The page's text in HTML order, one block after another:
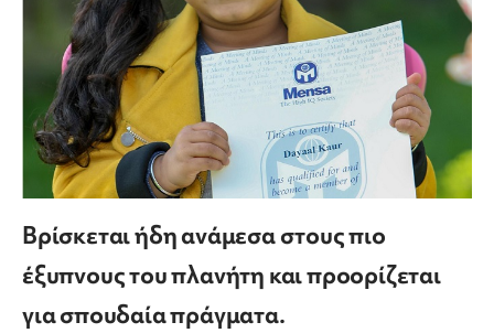
Βρίσκεται ήδη ανάμεσα στους πιο
έξυπνους του πλανήτη και προορίζεται
για σπουδαία πράγματα.